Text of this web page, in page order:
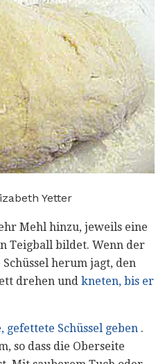
Yetter
Mehl hinzu, jeweils eine
Teigball bildet. Wenn der
herum jagt, den
drehen und kneten, bis er
gefettete Schüssel geben .
so dass die Oberseite